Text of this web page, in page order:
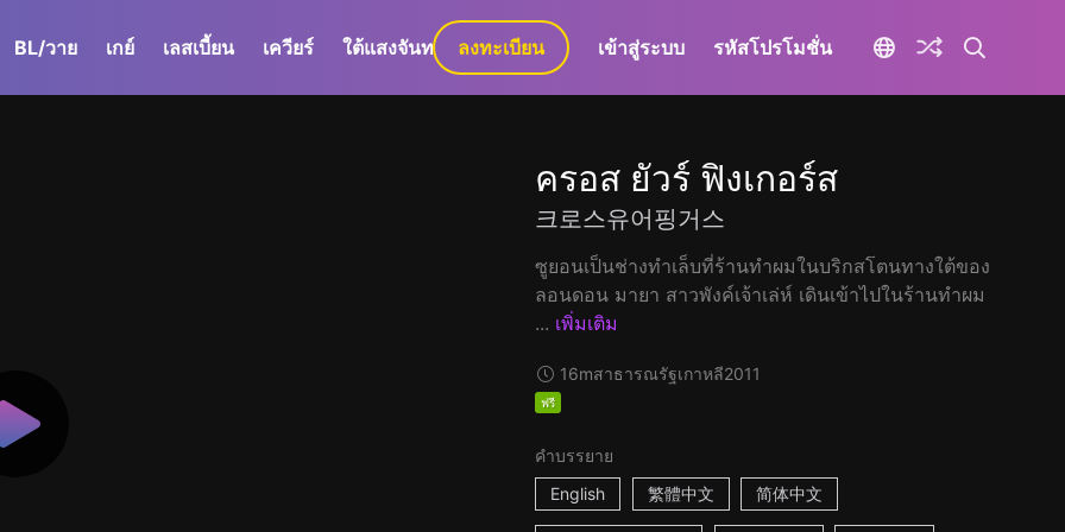
BL/วาย เกย์ เลสเบี้ยน เควียร์ ใต้แสงจันทร์ GaLa+
ลงทะเบียน เข้าสู่ระบบ รหัสโปรโมชั่น
ครอส ยัวร์ ฟิงเกอร์ส
크로스유어핑거스
ซูยอนเป็นช่างทำเล็บที่ร้านทำผมในบริกสโตนทางใต้ของ
ลอนดอน มายา สาวพังค์เจ้าเล่ห์ เดินเข้าไปในร้านทำผม
... เพิ่มเติม
16mสาธารณรัฐเกาหลี2011
ฟรี
คำบรรยาย
English
繁體中文 简体中文